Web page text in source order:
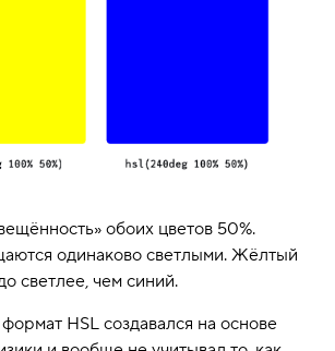
обоих цветов 50%.
одинаково светлыми. Жёлтый
светлее, чем синий.
HSL создавался на основе